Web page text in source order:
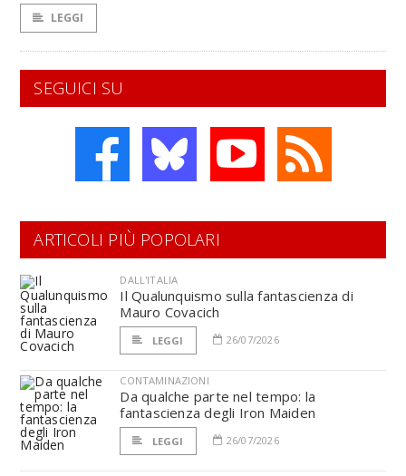
LEGGI
SEGUICI SU
ARTICOLI PIÙ POPOLARI
DALL'ITALIA
Il Qualunquismo sulla fantascienza di
Mauro Covacich
LEGGI 26/07/2026
CONTAMINAZIONI
Da qualche parte nel tempo: la
fantascienza degli Iron Maiden
LEGGI 26/07/2026